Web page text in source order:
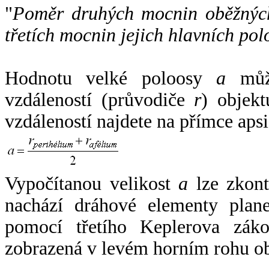
"Poměr druhých mocnin
třetích mocnin jejich hlavních
Hodnotu velké poloosy a
vzdáleností (průvodiče r)
vzdáleností najdete na přímce
Vypočítanou velikost a lze
nachází dráhové elementy
pomocí třetího Keplerova
zobrazená v levém horním rohu